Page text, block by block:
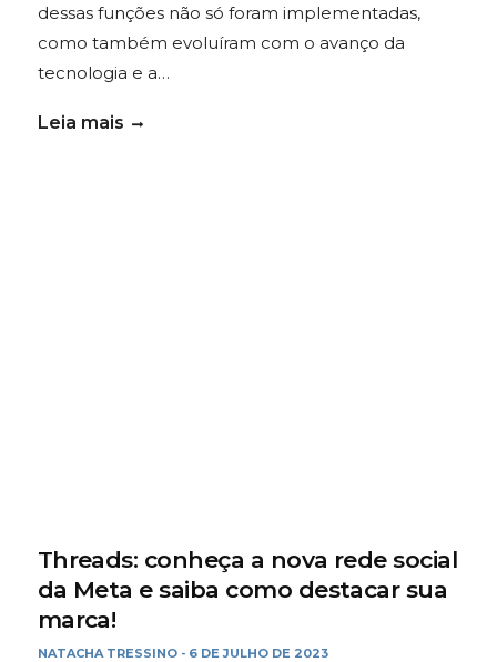
dessas funções não só foram implementadas,
como também evoluíram com o avanço da
tecnologia e a…
Leia mais
Threads: conheça a nova rede social
da Meta e saiba como destacar sua
marca!
NATACHA TRESSINO - 6 DE JULHO DE 2023